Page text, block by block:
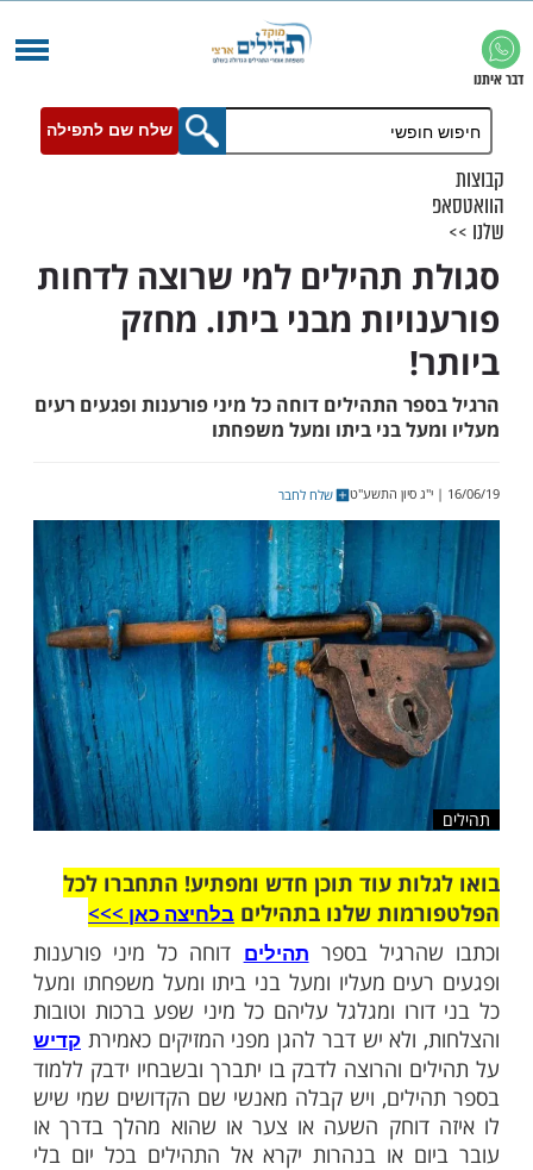
שלח שם לתפילה
תהילים למי שרוצה לדחות
מבני ביתו. מחזק
התהילים דוחה כל מיני פורענות ופגעים רעים
בני ביתו ומעל משפחתו
שלח לחבר
עוד תוכן חדש ומפתיע! התחברו לכל
שלנו בתהיליםבלחיצה כאן >>>​